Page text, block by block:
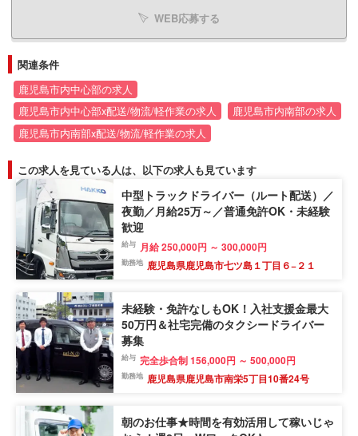
WEB応募する
関連条件
鹿児島市内中心部の求人
鹿児島市内中心部x配送/物流/軽作業の求人
鹿児島市内南部の求人
鹿児島市内南部x配送/物流/軽作業の求人
この求人を見ている人は、以下の求人も見ています
中型トラックドライバー（ルート配送）／
夜勤／月給25万～／普通免許OK・未経験
歓迎
給与 月給 250,000円 ～ 300,000円
勤務地 鹿児島県鹿児島市七ツ島１丁目６−２１
未経験・免許なしもOK！入社支援金最大
50万円＆社宅完備のタクシードライバー
募集
給与 完全歩合制 156,000円 ～ 500,000円
勤務地 鹿児島県鹿児島市南栄5丁目10番24号
朝のお仕事★時間を有効活用して稼いじゃ